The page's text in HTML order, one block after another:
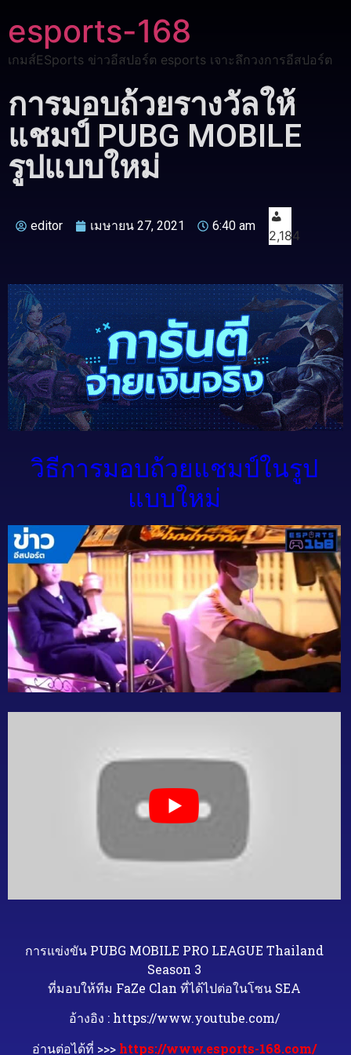
esports-168
เกมส์ESports ข่าวอีสปอร์ต esports เจาะลึกวงการอีสปอร์ต
การมอบถ้วยรางวัลให้
แชมป์ PUBG MOBILE
รูปแบบใหม่
editor เมษายน 27, 2021 6:40 am
2,184
วิธีการมอบถ้วยแชมป์ในรูป
แบบใหม่
การแข่งขัน PUBG MOBILE PRO LEAGUE Thailand
Season 3
ที่มอบให้ทีม FaZe Clan ที่ได้ไปต่อในโซน SEA
อ้างอิง : https://www.youtube.com/
อ่านต่อได้ที่ >>> https://www.esports-168.com/